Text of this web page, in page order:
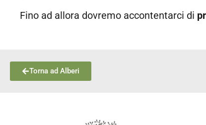
Fino ad allora dovremo accontentarci di
Torna ad Alberi